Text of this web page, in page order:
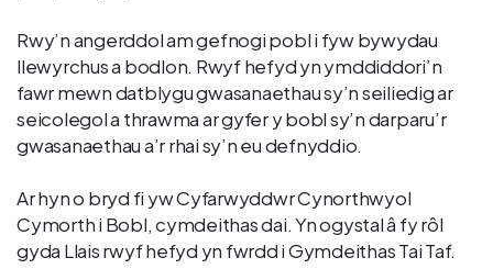
Rwy’n angerddol am gefnogi pobl i fyw bywydau
llewyrchus a bodlon. Rwyf hefyd yn ymddiddori’n
fawr mewn datblygu gwasanaethau sy’n seiliedig ar
seicolegol a thrawma ar gyfer y bobl sy’n darparu’r
gwasanaethau a’r rhai sy’n eu defnyddio.
Ar hyn o bryd fi yw Cyfarwyddwr Cynorthwyol
Cymorth i Bobl, cymdeithas dai. Yn ogystal â fy rôl
gyda Llais rwyf hefyd yn fwrdd i Gymdeithas Tai Taf.